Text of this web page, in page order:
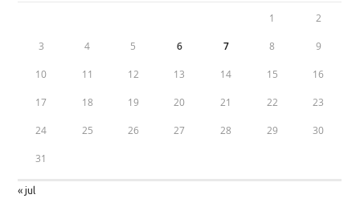
1 2
3 4 5 6 7 8 9
10 11 12 13 14 15 16
17 18 19 20 21 22 23
24 25 26 27 28 29 30
31
« jul